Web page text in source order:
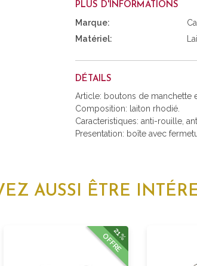
PLUS D'INFORMATIONS
Marque:
Matériel:
DÉTAILS
Article: boutons de manchette
Composition: laiton rhodié.
Caracteristiques: anti-rouille,
Presentation: boîte avec
AUSSI ÊTRE
21%
OFFRE